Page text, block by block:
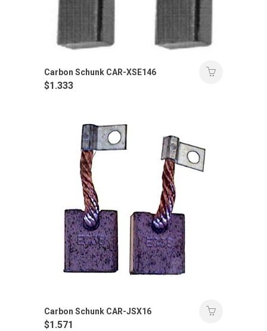
Carbon Schunk CAR-XSE146
$1.333
Carbon Schunk CAR-JSX16
$1.571